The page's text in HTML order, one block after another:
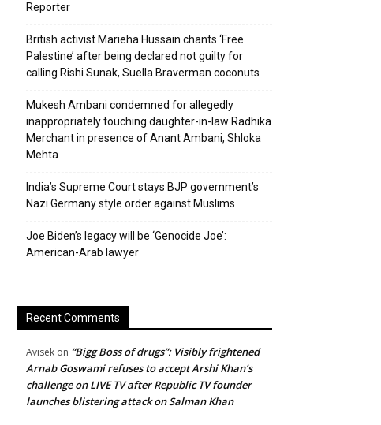
Reporter
British activist Marieha Hussain chants ‘Free
Palestine’ after being declared not guilty for
calling Rishi Sunak, Suella Braverman coconuts
Mukesh Ambani condemned for allegedly
inappropriately touching daughter-in-law Radhika
Merchant in presence of Anant Ambani, Shloka
Mehta
India’s Supreme Court stays BJP government’s
Nazi Germany style order against Muslims
Joe Biden’s legacy will be ‘Genocide Joe’:
American-Arab lawyer
Recent Comments
Avisek on “Bigg Boss of drugs”: Visibly frightened
Arnab Goswami refuses to accept Arshi Khan’s
challenge on LIVE TV after Republic TV founder
launches blistering attack on Salman Khan